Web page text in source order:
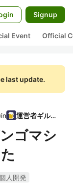
Signup
Event Official
last update.
in 運営者ギルド
ゴマシ
人開発